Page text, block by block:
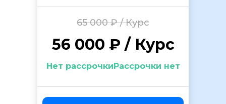
65 000 ₽ / Курс
56 000 ₽ / Курс
Нет рассрочкиРассрочки нет
ОСТАВИТЬ ОТЗЫВ